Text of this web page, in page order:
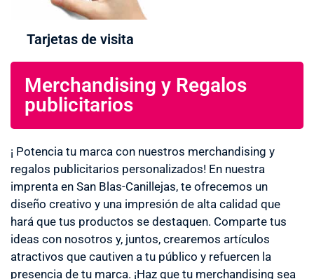
Tarjetas de visita
Merchandising y Regalos
publicitarios
¡ Potencia tu marca con nuestros merchandising y
regalos publicitarios personalizados! En nuestra
imprenta en San Blas-Canillejas, te ofrecemos un
diseño creativo y una impresión de alta calidad que
hará que tus productos se destaquen. Comparte tus
ideas con nosotros y, juntos, crearemos artículos
atractivos que cautiven a tu público y refuercen la
presencia de tu marca. ¡Haz que tu merchandising sea